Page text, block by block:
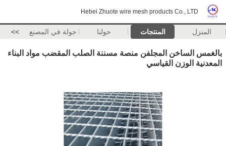
Hebei Zhuote wire mesh products Co., LTD
المنزل المنتجات حولنا جولة في المصنع >>
بالغمس الساخن المجلفن منصة مسننة الصلب المقضب مواد البناء
المعدنية الوزن القياسي